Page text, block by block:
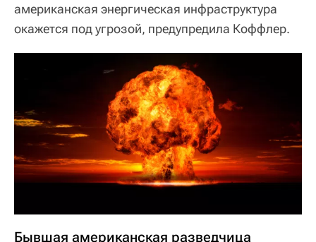
американская энергическая инфраструктура
окажется под угрозой, предупредила Коффлер.
Бывшая американская разведчица